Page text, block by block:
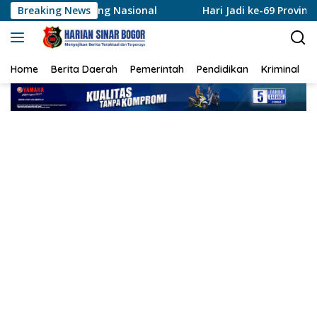
Langsung
ke
konten
Breaking News
Nasional Hari Jadi ke-69 Provinsi Riau, Polres
Home Berita Daerah Pemerintah Pendidikan Kriminal